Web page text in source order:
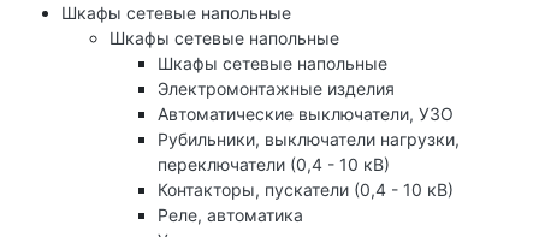
Шкафы сетевые напольные
Шкафы сетевые напольные
Шкафы сетевые напольные
Электромонтажные изделия
Автоматические выключатели, УЗО
Рубильники, выключатели нагрузки,
переключатели (0,4 - 10 кВ)
Контакторы, пускатели (0,4 - 10 кВ)
Реле, автоматика